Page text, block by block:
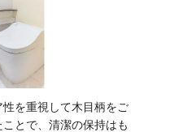
を重視して木目柄をご
とで、清潔の保持はも